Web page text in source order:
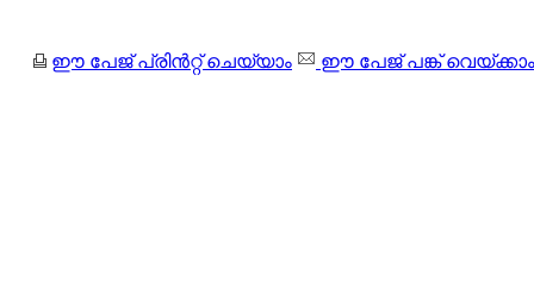
ഈ പേജ് പ്രിന്‍റ്റ് ചെയ്യാം ഈ പേജ് പങ്ക് വെയ്ക്കാം